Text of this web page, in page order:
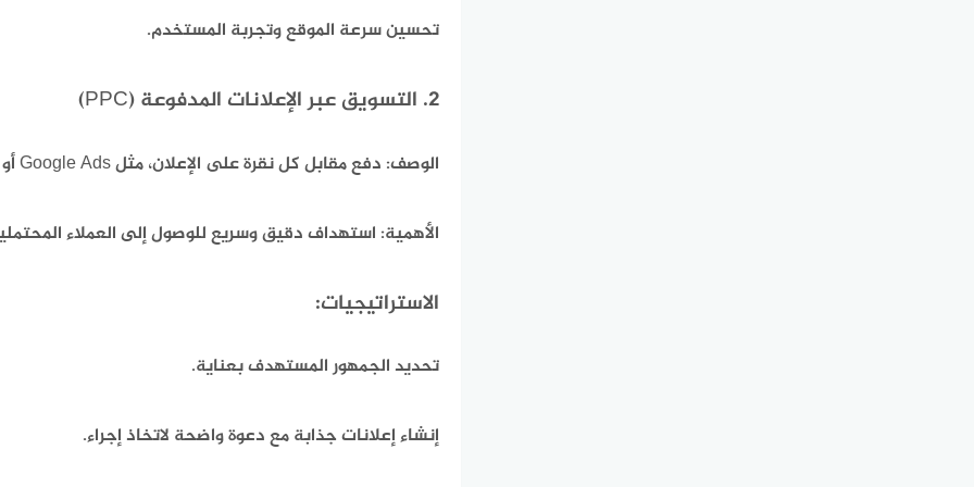
تحسين سرعة الموقع وتجربة المستخدم.
2. التسويق عبر الإعلانات المدفوعة (PPC)
الوصف: دفع مقابل كل نقرة على الإعلان، مثل Google Ads أو إعلانات فيسبوك.
الأهمية: استهداف دقيق وسريع للوصول إلى العملاء
الاستراتيجيات:
تحديد الجمهور المستهدف بعناية.
إنشاء إعلانات جذابة مع دعوة واضحة لاتخاذ إجراء.